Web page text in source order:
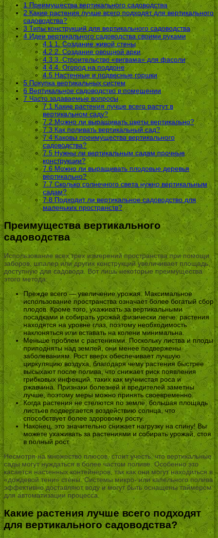
1Преимущества вертикального садоводства
2Какие растения лучше всего подходят для вертикального
садоводства?
3 Типы конструкций для вертикального садоводства
4Идеи вертикального садоводства своими руками
4.1 1. Создание живой стены
4.22. Создание овощной арки
4.33. Строительство «вигвама» для фасоли
4.44. Огород на поддоне
4.5 Настенные и подвесные горшки
5Покупка вертикальных систем
6 Вертикальное садоводство в помещении
7 Часто задаваемые вопросы
7.1 Какие растения лучше всего растут в
вертикальном саду?
7.2Можно ли выращивать цветы вертикально?
7.3Как поливать вертикальный сад?
7.4Каковы преимущества вертикального
садоводства?
7.5Нужны ли вертикальным садам прочные
конструкции?
7.6Можно ли выращивать плодовые деревья
вертикально?
7.7 Сколько солнечного света нужно вертикальным
садам?
7.8Подходит ли вертикальное садоводство для
маленьких пространств?
Преимущества вертикального
садоводства
Использование всех трех измерений пространства при помощи
заборов, шпалер или других конструкций увеличивает площадь,
доступную для садовода. Вот лишь некоторые преимущества
этого метода:
Прежде всего — увеличение урожая. Максимальное
использование пространства означает более богатый сбор
плодов. Кроме того, ухаживать за вертикальными
посадками и собирать урожай физически легче: растения
находятся на уровне глаз, поэтому необходимость
наклоняться или вставать на колени минимальна.
Меньше проблем с растениями. Поскольку листва и плоды
приподняты над землей, они менее подвержены
заболеваниям. Рост вверх обеспечивает лучшую
циркуляцию воздуха, благодаря чему растения быстрее
высыхают после полива, что снижает риск появления
грибковых инфекций, таких как мучнистая роса и
ржавчина. Признаки болезней и вредителей заметны
лучше, поэтому меры можно принять своевременно.
Когда растения не стелются по земле, большая площадь
листьев подвергается воздействию солнца, что
способствует более здоровому росту.
Наконец, это значительно снижает нагрузку на спину! Вы
можете ухаживать за растениями и собирать урожай, стоя
в полный рост.
Несмотря на множество плюсов, стоит учесть, что вертикальные
сады могут нуждаться в более частом поливе. Особенно это
касается настенных контейнеров, так как они могут находиться в
«дождевой тени» стены. Системы микро- или капельного полива
эффективно доставляют воду и могут быть оснащены таймером
для автоматизации процесса.
Какие растения лучше всего подходят
для вертикального садоводства?